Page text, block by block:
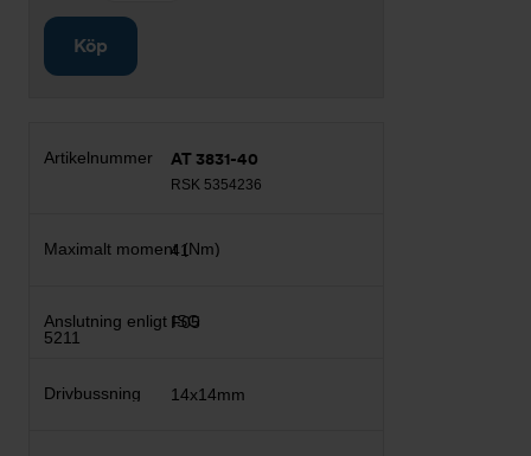
Köp
AT 3831-40
RSK 5354236
41
F05
14x14mm